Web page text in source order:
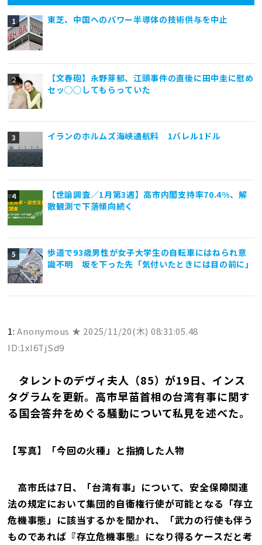
東芝、中国へのパワー半導体の技術供与を中止
【文春砲】永野芽郁、江頭事件の直後に田中圭に慰め
セッ◯◯してもらっていた
イランのホルムズ海峡通航料 1バレル1ドル
【世論調査／1月第3週】高市内閣支持率70.4%、解
散観測で下落傾向続く
歩道で93歳男性が女子大学生の自転車にはねられ意
識不明 坂を下った先「気付いたときには目の前に」
1:Anonymous ★ 2025/11/20(木) 08:31:05.48
ID:1xI6TjSd9
タレントのデヴィ夫人（85）が19日、インス
タグラムを更新。高市早苗首相の台湾有事に関す
る国会答弁をめぐる騒動について私見を述べた。
【写真】「今回の火種」と指摘した人物
高市氏は7日、「台湾有事」について、安全保障関連
法の規定において集団的自衛権行使が可能となる「存立
危機事態」に該当するかを聞かれ、「武力の行使も伴う
ものであれば『存立危機事態』になり得るケースだと考